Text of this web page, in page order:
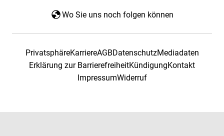
Wo Sie uns noch folgen können
PrivatsphäreKarriereAGBDatenschutzMediadaten
Erklärung zur BarrierefreiheitKündigungKontakt
ImpressumWiderruf